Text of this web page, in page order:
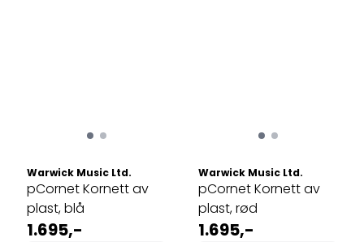
Warwick Music Ltd.
pCornet Kornett av
plast, blå
1.695,-
Warwick Music Ltd.
pCornet Kornett av
plast, rød
1.695,-